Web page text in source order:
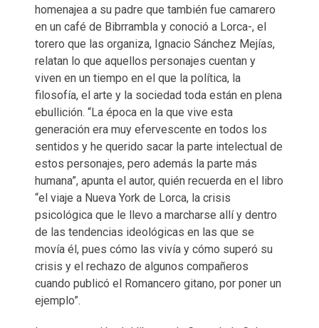
homenajea a su padre que también fue camarero
en un café de Bibrrambla y conoció a Lorca-, el
torero que las organiza, Ignacio Sánchez Mejías,
relatan lo que aquellos personajes cuentan y
viven en un tiempo en el que la política, la
filosofía, el arte y la sociedad toda están en plena
ebullición. “La época en la que vive esta
generación era muy efervescente en todos los
sentidos y he querido sacar la parte intelectual de
estos personajes, pero además la parte más
humana”, apunta el autor, quién recuerda en el libro
“el viaje a Nueva York de Lorca, la crisis
psicológica que le llevo a marcharse allí y dentro
de las tendencias ideológicas en las que se
movía él, pues cómo las vivía y cómo superó su
crisis y el rechazo de algunos compañeros
cuando publicó el Romancero gitano, por poner un
ejemplo”.